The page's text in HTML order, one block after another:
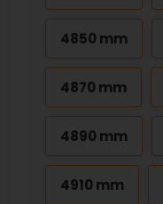
4850 mm
4870 mm
4890 mm
4910 mm